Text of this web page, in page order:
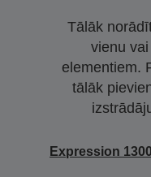
Tālāk
vienu
elementiem.
tālāk
Expression